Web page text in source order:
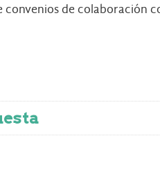
de colaboración